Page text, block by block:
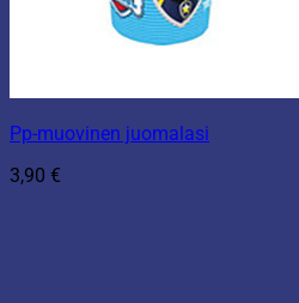
Pp-muovinen juomalasi
3,90 €